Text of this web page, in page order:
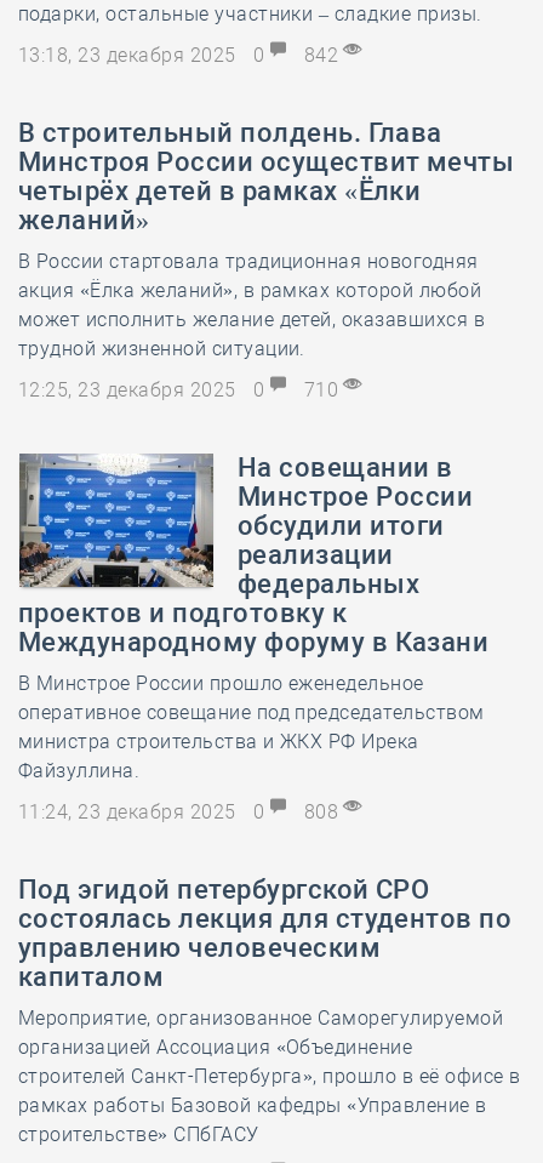
подарки, остальные участники – сладкие призы.
13:18, 23 декабря 2025
0 842
В строительный полдень. Глава
Минстроя России осуществит мечты
четырёх детей в рамках «Ёлки
желаний»
В России стартовала традиционная новогодняя
акция «Ёлка желаний», в рамках которой любой
может исполнить желание детей, оказавшихся в
трудной жизненной ситуации.
12:25, 23 декабря 2025
0 710
На совещании в
Минстрое России
обсудили итоги
реализации
федеральных
проектов и подготовку к
Международному форуму в Казани
В Минстрое России прошло еженедельное
оперативное совещание под председательством
министра строительства и ЖКХ РФ Ирека
Файзуллина.
11:24, 23 декабря 2025
0 808
Под эгидой петербургской СРО
состоялась лекция для студентов по
управлению человеческим
капиталом
Мероприятие, организованное Саморегулируемой
организацией Ассоциация «Объединение
строителей Санкт-Петербурга», прошло в её офисе в
рамках работы Базовой кафедры «Управление в
строительстве» СПбГАСУ